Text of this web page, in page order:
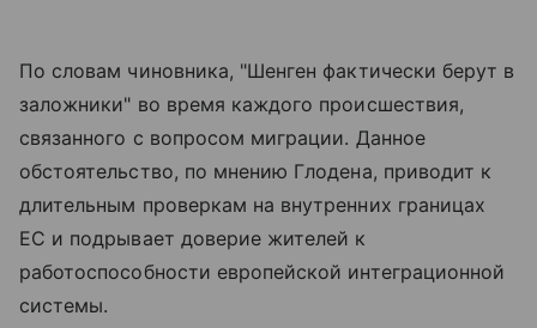
По словам чиновника, "Шенген фактически берут в
заложники" во время каждого происшествия,
связанного с вопросом миграции. Данное
обстоятельство, по мнению Глодена, приводит к
длительным проверкам на внутренних границах
ЕС и подрывает доверие жителей к
работоспособности европейской интеграционной
системы.